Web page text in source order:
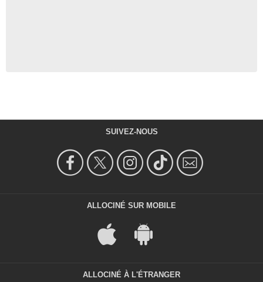
SUIVEZ-NOUS
ALLOCINÉ SUR MOBILE
ALLOCINÉ À L'ÉTRANGER